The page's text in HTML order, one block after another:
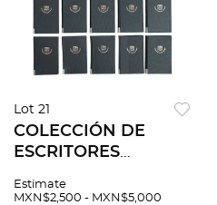
Lot 21
COLECCIÓN DE
ESCRITORES
MÉXICO: EDITORIAL
Estimate
MXN$2,500 - MXN$5,000